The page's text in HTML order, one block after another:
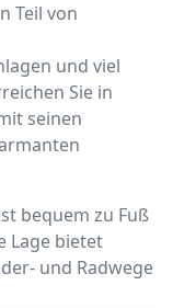
Teil von
und viel
Sie in
seinen
bequem zu Fuß
Lage bietet
und Radwege